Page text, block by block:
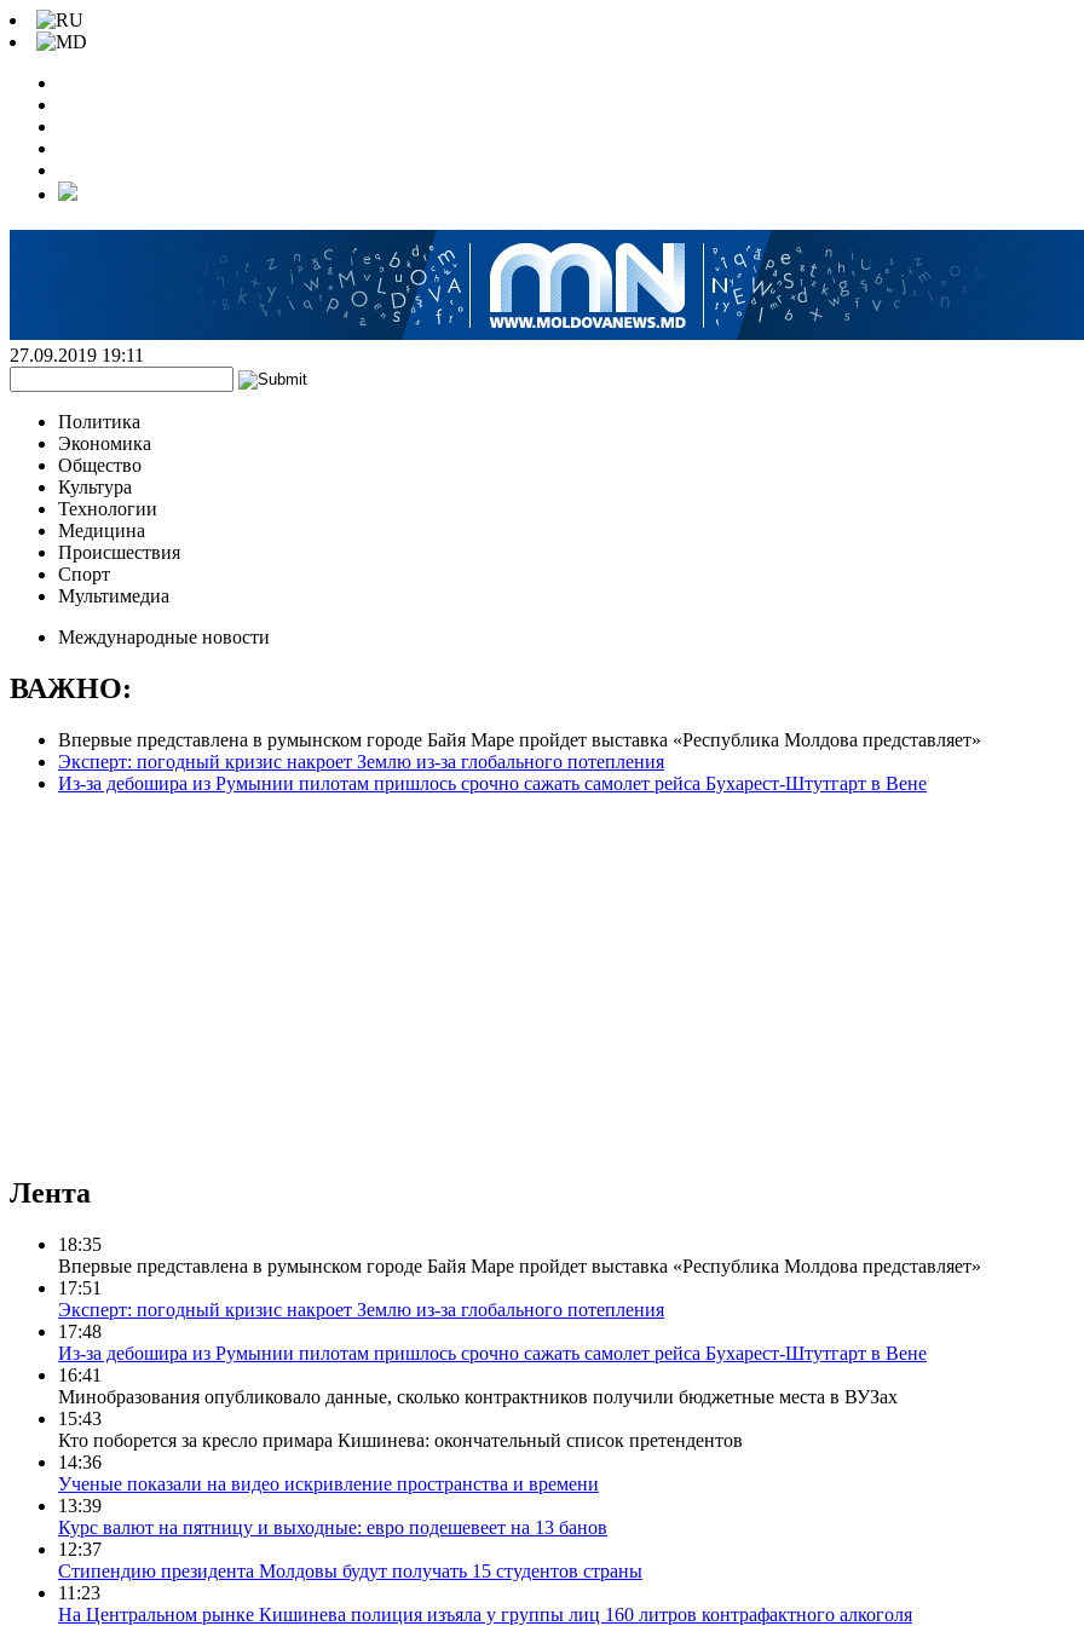
27.09.2019 19:11
Политика
Экономика
Общество
Культура
Технологии
Медицина
Происшествия
Спорт
Мультимедиа
Международные новости
ВАЖНО:
Впервые представлена в румынском городе Байя Маре пройдет выставка «Республика Молдова представляет»
Эксперт: погодный кризис накроет Землю из-за глобального потепления
Из-за дебошира из Румынии пилотам пришлось срочно сажать самолет рейса Бухарест-Штутгарт в Вене
Лента
18:35
Впервые представлена в румынском городе Байя Маре пройдет выставка «Республика Молдова представляет»
17:51
Эксперт: погодный кризис накроет Землю из-за глобального потепления
17:48
Из-за дебошира из Румынии пилотам пришлось срочно сажать самолет рейса Бухарест-Штутгарт в Вене
16:41
Минобразования опубликовало данные, сколько контрактников получили бюджетные места в ВУЗах
15:43
Кто поборется за кресло примара Кишинева: окончательный список претендентов
14:36
Ученые показали на видео искривление пространства и времени
13:39
Курс валют на пятницу и выходные: евро подешевеет на 13 банов
12:37
Стипендию президента Молдовы будут получать 15 студентов страны
11:23
На Центральном рынке Кишинева полиция изъяла у группы лиц 160 литров контрафактного алкоголя